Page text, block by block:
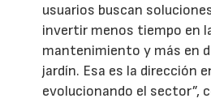
usuarios buscan
invertir menos tiempo en
mantenimiento y más en
jardín. Esa es la dirección
evolucionando el sector”,